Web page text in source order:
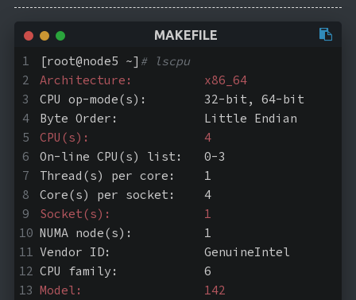
[root@node5 ~] # lscpu
Architecture:          x86_64
CPU op-mode(s):        32-bit, 64-bit
Byte Order:            Little Endian
CPU(s):                4
On-line CPU(s) list:   0-3
Thread(s) per core:    1
Core(s) per socket:    4
Socket(s):             1
NUMA node(s):          1
Vendor ID:             GenuineIntel
CPU family:            6
Model:                 142